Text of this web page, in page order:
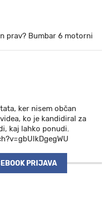
prav? Bumbar 6 motorni
ker nisem občan
ko je kandidiral za
kaj lahko ponudi.
PRIJAVA